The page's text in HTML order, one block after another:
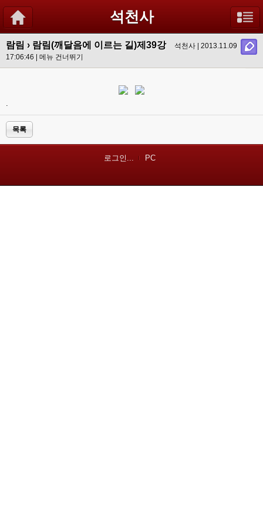
석천사
람림 › 람림(깨달음에 이르는 길)제39강
석천사 | 2013.11.09
17:06:46 | 메뉴 건너뛰기
.
목록
로그인... PC